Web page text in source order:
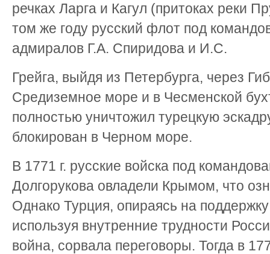
речках Ларга и Кагул (притоках реки
том же году русский флот под
адмиралов Г.А. Спиридова и И.С.
Грейга, выйдя из Петербурга, через
Средиземное море и в Чесменской
полностью уничтожил турецкую
блокирован в Черном море.
В 1771 г. русские войска под
Долгорукова овладели Крымом, что
Однако Турция, опираясь на
используя внутренние трудности
война, сорвала переговоры. Тогда в